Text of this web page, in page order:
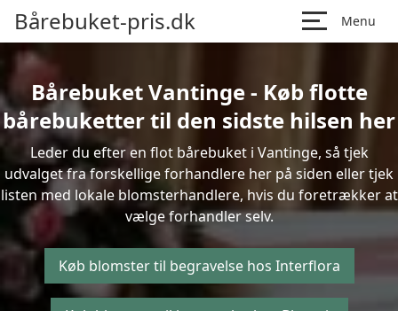
Bårebuket-pris.dk Menu
Bårebuket Vantinge - Køb flotte
bårebuketter til den sidste hilsen her
Leder du efter en flot bårebuket i Vantinge, så tjek
udvalget fra forskellige forhandlere her på siden eller tjek
listen med lokale blomsterhandlere, hvis du foretrækker at
vælge forhandler selv.
Køb blomster til begravelse hos Interflora